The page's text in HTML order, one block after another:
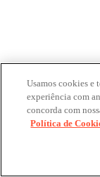
Usamos cookies e
experiência com
concorda com
Política de